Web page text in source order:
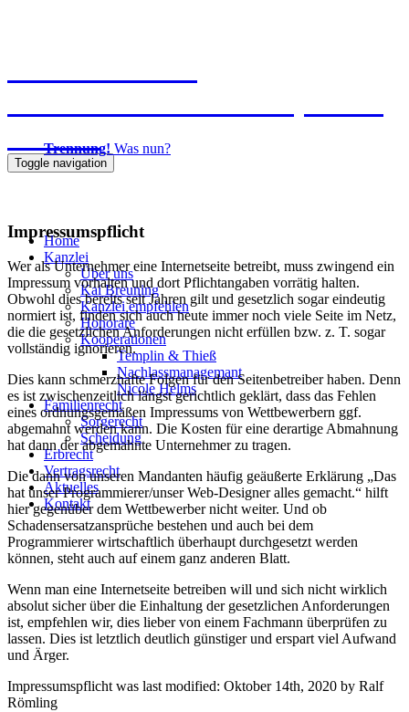
Hamburg
Toggle navigation
Home
Kanzlei
Über uns
Kai Breuning
Kanzlei empfehlen
Honorare
Kooperationen
Templin & Thieß
Nachlassmanagemant
Nicole Helms
Familienrecht
Sorgerecht
Scheidung
Erbrecht
Vertragsrecht
Aktuelles
Kontakt
Trennung! Was nun?
Impressumspflicht
Wer als Unternehmer eine Internetseite betreibt, muss zwingend ein
Impressum vorhalten und dort Pflichtangaben vorrätig halten.
Obwohl dies bereits seit Jahren gilt und gesetzlich sogar eindeutig
normiert ist, finden sich auch heute immer noch viele Seite im Netz,
die die gesetzlichen Anforderungen nicht erfüllen bzw. z. T. sogar
vollständig ignorieren.
Dies kann schmerzhafte Folgen für den Seitenbetreiber haben. Denn
es ist zwischenzeitlich längst gerichtlich geklärt, dass das Fehlen
eines ordnungsgemäßen Impressums von Wettbewerbern ggf.
abgemahnt werden kann. Die Kosten für eine derartige Abmahnung
hat dann der abgemahnte Unternehmer zu tragen.
Die dann von unseren Mandanten häufig geäußerte Erklärung „Das
hat unser Programmierer/unser Web-Designer alles gemacht.“ hilft
hier gegenüber dem Wettbewerber nicht weiter. Und ob
Schadensersatzansprüche bestehen und auch bei dem
Programmierer wirtschaftlich überhaupt durchgesetzt werden
können, steht auch auf einem ganz anderen Blatt.
Wenn man eine Internetseite betreiben will und sich nicht wirklich
absolut sicher über die Einhaltung der gesetzlichen Anforderungen
ist, empfehlen wir, dies lieber von einem Fachmann überprüfen zu
lassen. Dies ist letztlich deutlich günstiger und erspart viel Aufwand
und Ärger.
Impressumspflichtwas last modified: Oktober 14th, 2020 by Ralf
Römling